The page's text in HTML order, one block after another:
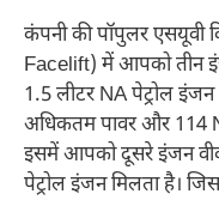
कंपनी की पॉपुलर
Facelift) में आपको तीन
1.5 लीटर NA पेट्रोल
अधिकतम पावर और 114
इसमें आपको दूसरे इंजन
पेट्रोल इंजन मिलता है।